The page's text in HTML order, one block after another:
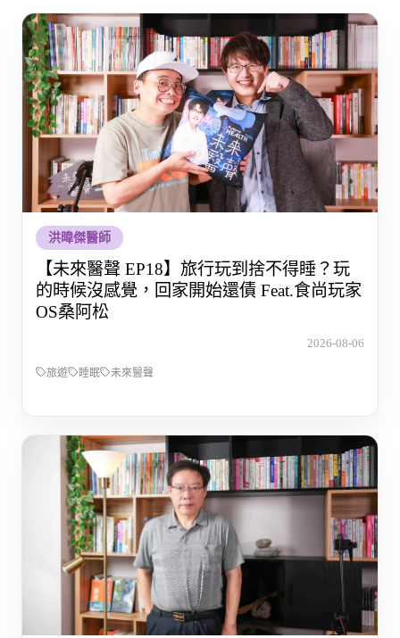
洪暐傑醫師
【未來醫聲 EP18】旅行玩到捨不得睡？玩
的時候沒感覺，回家開始還債 Feat.食尚玩家
OS桑阿松
2026-08-06
旅遊 睡眠 未來醫聲